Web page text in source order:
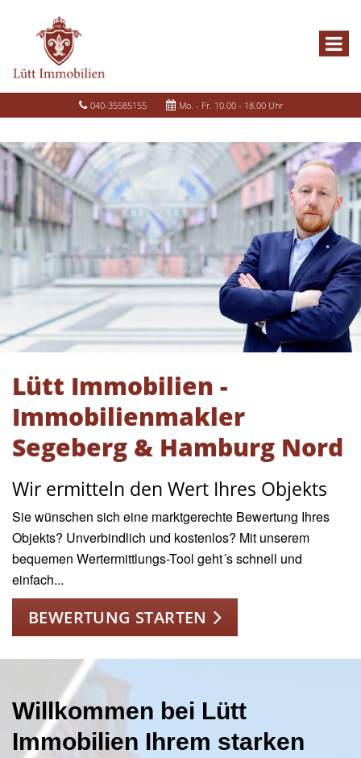
040-35585155 Mo. - Fr. 10.00 - 18.00 Uhr
Lütt Immobilien -
Immobilienmakler
Segeberg & Hamburg Nord
Wir ermitteln den Wert Ihres Objekts
Sie wünschen sich eine marktgerechte Bewertung Ihres
Objekts? Unverbindlich und kostenlos? Mit unserem
bequemen Wertermittlungs-Tool geht´s schnell und
einfach...
BEWERTUNG STARTEN
Willkommen bei Lütt
Immobilien Ihrem starken